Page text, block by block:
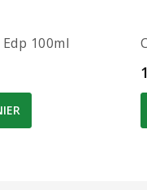
100ml